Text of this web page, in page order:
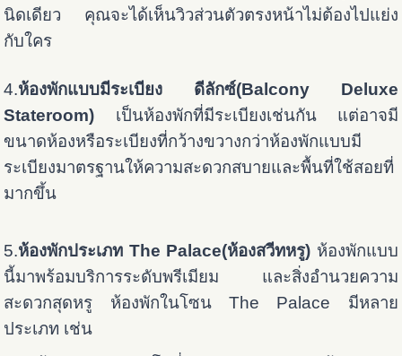
นิดเดียว คุณจะได้เห็นวิวส่วนตัวตรงหน้าไม่ต้องไปแย่ง
กับใคร
4.ห้องพักแบบมีระเบียง ดีลักซ์(Balcony Deluxe
Stateroom)
เป็นห้องพักที่มีระเบียงเช่นกัน แต่อาจมี
ขนาดห้องหรือระเบียงที่กว้างขวางกว่าห้องพักแบบมี
ระเบียงมาตรฐานให้ความสะดวกสบายและพื้นที่ใช้สอยที่
มากขึ้น
5.ห้องพักประเภท The Palace(ห้องสวีทหรู) ห้องพักแบบ
นี้มาพร้อมบริการระดับพรีเมียม และสิ่งอำนวยความ
สะดวกสุดหรู ห้องพักในโซน The Palace มีหลาย
ประเภท เช่น